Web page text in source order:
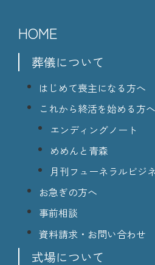
HOME
葬儀について
はじめて喪主になる方へ
これから終活を始める方へ
エンディングノート
めめんと青森
月刊フューネラルビジ
お急ぎの方へ
事前相談
資料請求・お問い合わせ
式場について